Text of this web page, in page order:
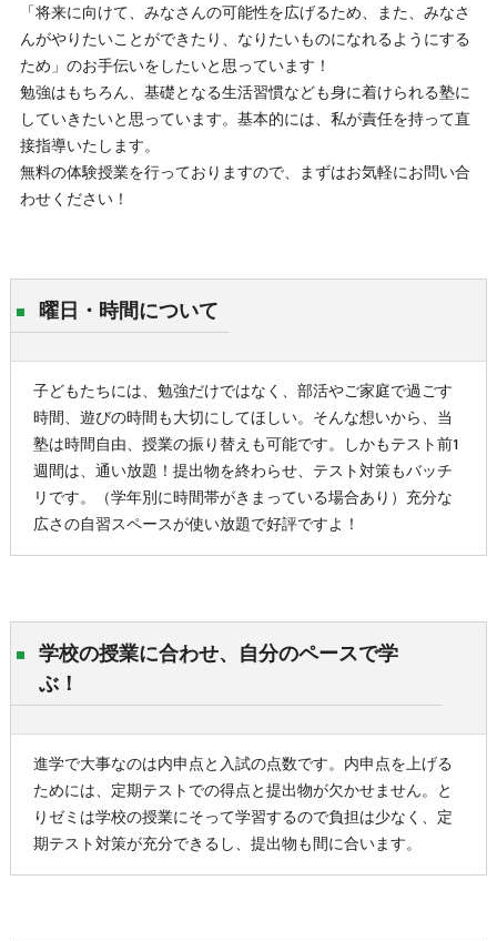
「将来に向けて、みなさんの可能性を広げるため、また、みなさ
んがやりたいことができたり、なりたいものになれるようにする
ため」のお手伝いをしたいと思っています！
勉強はもちろん、基礎となる生活習慣なども身に着けられる塾に
していきたいと思っています。基本的には、私が責任を持って直
接指導いたします。
無料の体験授業を行っておりますので、まずはお気軽にお問い合
わせください！
曜日・時間について
子どもたちには、勉強だけではなく、部活やご家庭で過ごす
時間、遊びの時間も大切にしてほしい。そんな想いから、当
塾は時間自由、授業の振り替えも可能です。しかもテスト前1
週間は、通い放題！提出物を終わらせ、テスト対策もバッチ
リです。（学年別に時間帯がきまっている場合あり）充分な
広さの自習スペースが使い放題で好評ですよ！
学校の授業に合わせ、自分のペースで学
ぶ！
進学で大事なのは内申点と入試の点数です。内申点を上げる
ためには、定期テストでの得点と提出物が欠かせません。と
りゼミは学校の授業にそって学習するので負担は少なく、定
期テスト対策が充分できるし、提出物も間に合います。